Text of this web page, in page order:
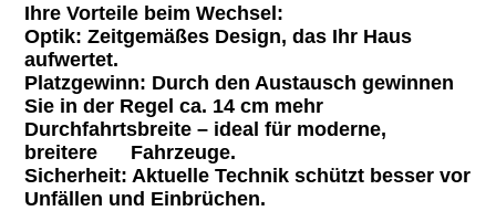
Ihre Vorteile beim Wechsel:
Optik: Zeitgemäßes Design, das Ihr Haus
aufwertet.
Platzgewinn: Durch den Austausch gewinnen
Sie in der Regel ca. 14 cm mehr
Durchfahrtsbreite – ideal für moderne,
breitere Fahrzeuge.
Sicherheit: Aktuelle Technik schützt besser vor
Unfällen und Einbrüchen.